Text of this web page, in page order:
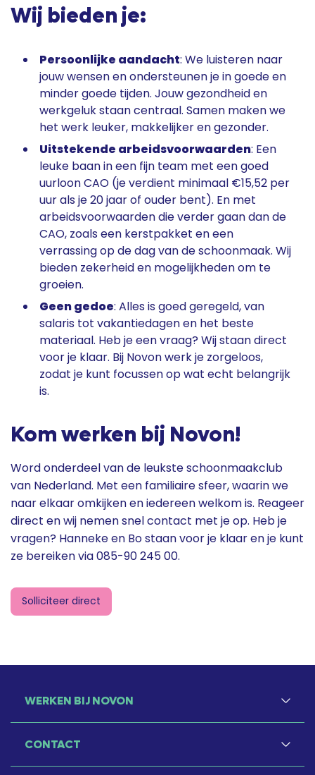
Wij bieden je:
Persoonlijke aandacht: We luisteren naar
jouw wensen en ondersteunen je in goede en
minder goede tijden. Jouw gezondheid en
werkgeluk staan centraal. Samen maken we
het werk leuker, makkelijker en gezonder.
Uitstekende arbeidsvoorwaarden: Een
leuke baan in een fijn team met een goed
uurloon CAO (je verdient minimaal €15,52 per
uur als je 20 jaar of ouder bent). En met
arbeidsvoorwaarden die verder gaan dan de
CAO, zoals een kerstpakket en een
verrassing op de dag van de schoonmaak. Wij
bieden zekerheid en mogelijkheden om te
groeien.
Geen gedoe: Alles is goed geregeld, van
salaris tot vakantiedagen en het beste
materiaal. Heb je een vraag? Wij staan direct
voor je klaar. Bij Novon werk je zorgeloos,
zodat je kunt focussen op wat echt belangrijk
is.
Kom werken bij Novon!
Word onderdeel van de leukste schoonmaakclub
van Nederland. Met een familiaire sfeer, waarin we
naar elkaar omkijken en iedereen welkom is. Reageer
direct en wij nemen snel contact met je op. Heb je
vragen? Hanneke en Bo staan voor je klaar en je kunt
ze bereiken via 085-90 245 00.
Solliciteer direct
WERKEN BIJ NOVON
CONTACT